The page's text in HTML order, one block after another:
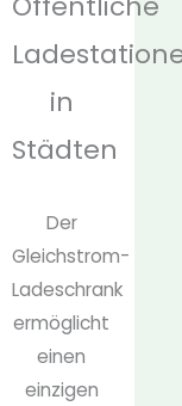
in
Städten
Der
Gleichstrom-
Ladeschrank
ermöglicht
einen
einzigen